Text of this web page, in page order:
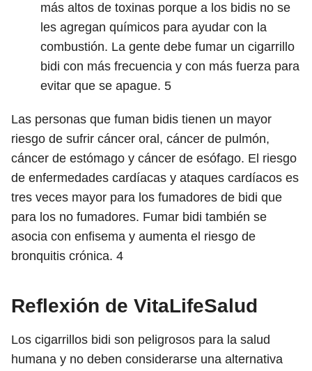
más altos de toxinas porque a los bidis no se
les agregan químicos para ayudar con la
combustión. La gente debe fumar un cigarrillo
bidi con más frecuencia y con más fuerza para
evitar que se apague. 5
Las personas que fuman bidis tienen un mayor
riesgo de sufrir cáncer oral, cáncer de pulmón,
cáncer de estómago y cáncer de esófago. El riesgo
de enfermedades cardíacas y ataques cardíacos es
tres veces mayor para los fumadores de bidi que
para los no fumadores. Fumar bidi también se
asocia con enfisema y aumenta el riesgo de
bronquitis crónica. 4
Reflexión de VitaLifeSalud
Los cigarrillos bidi son peligrosos para la salud
humana y no deben considerarse una alternativa